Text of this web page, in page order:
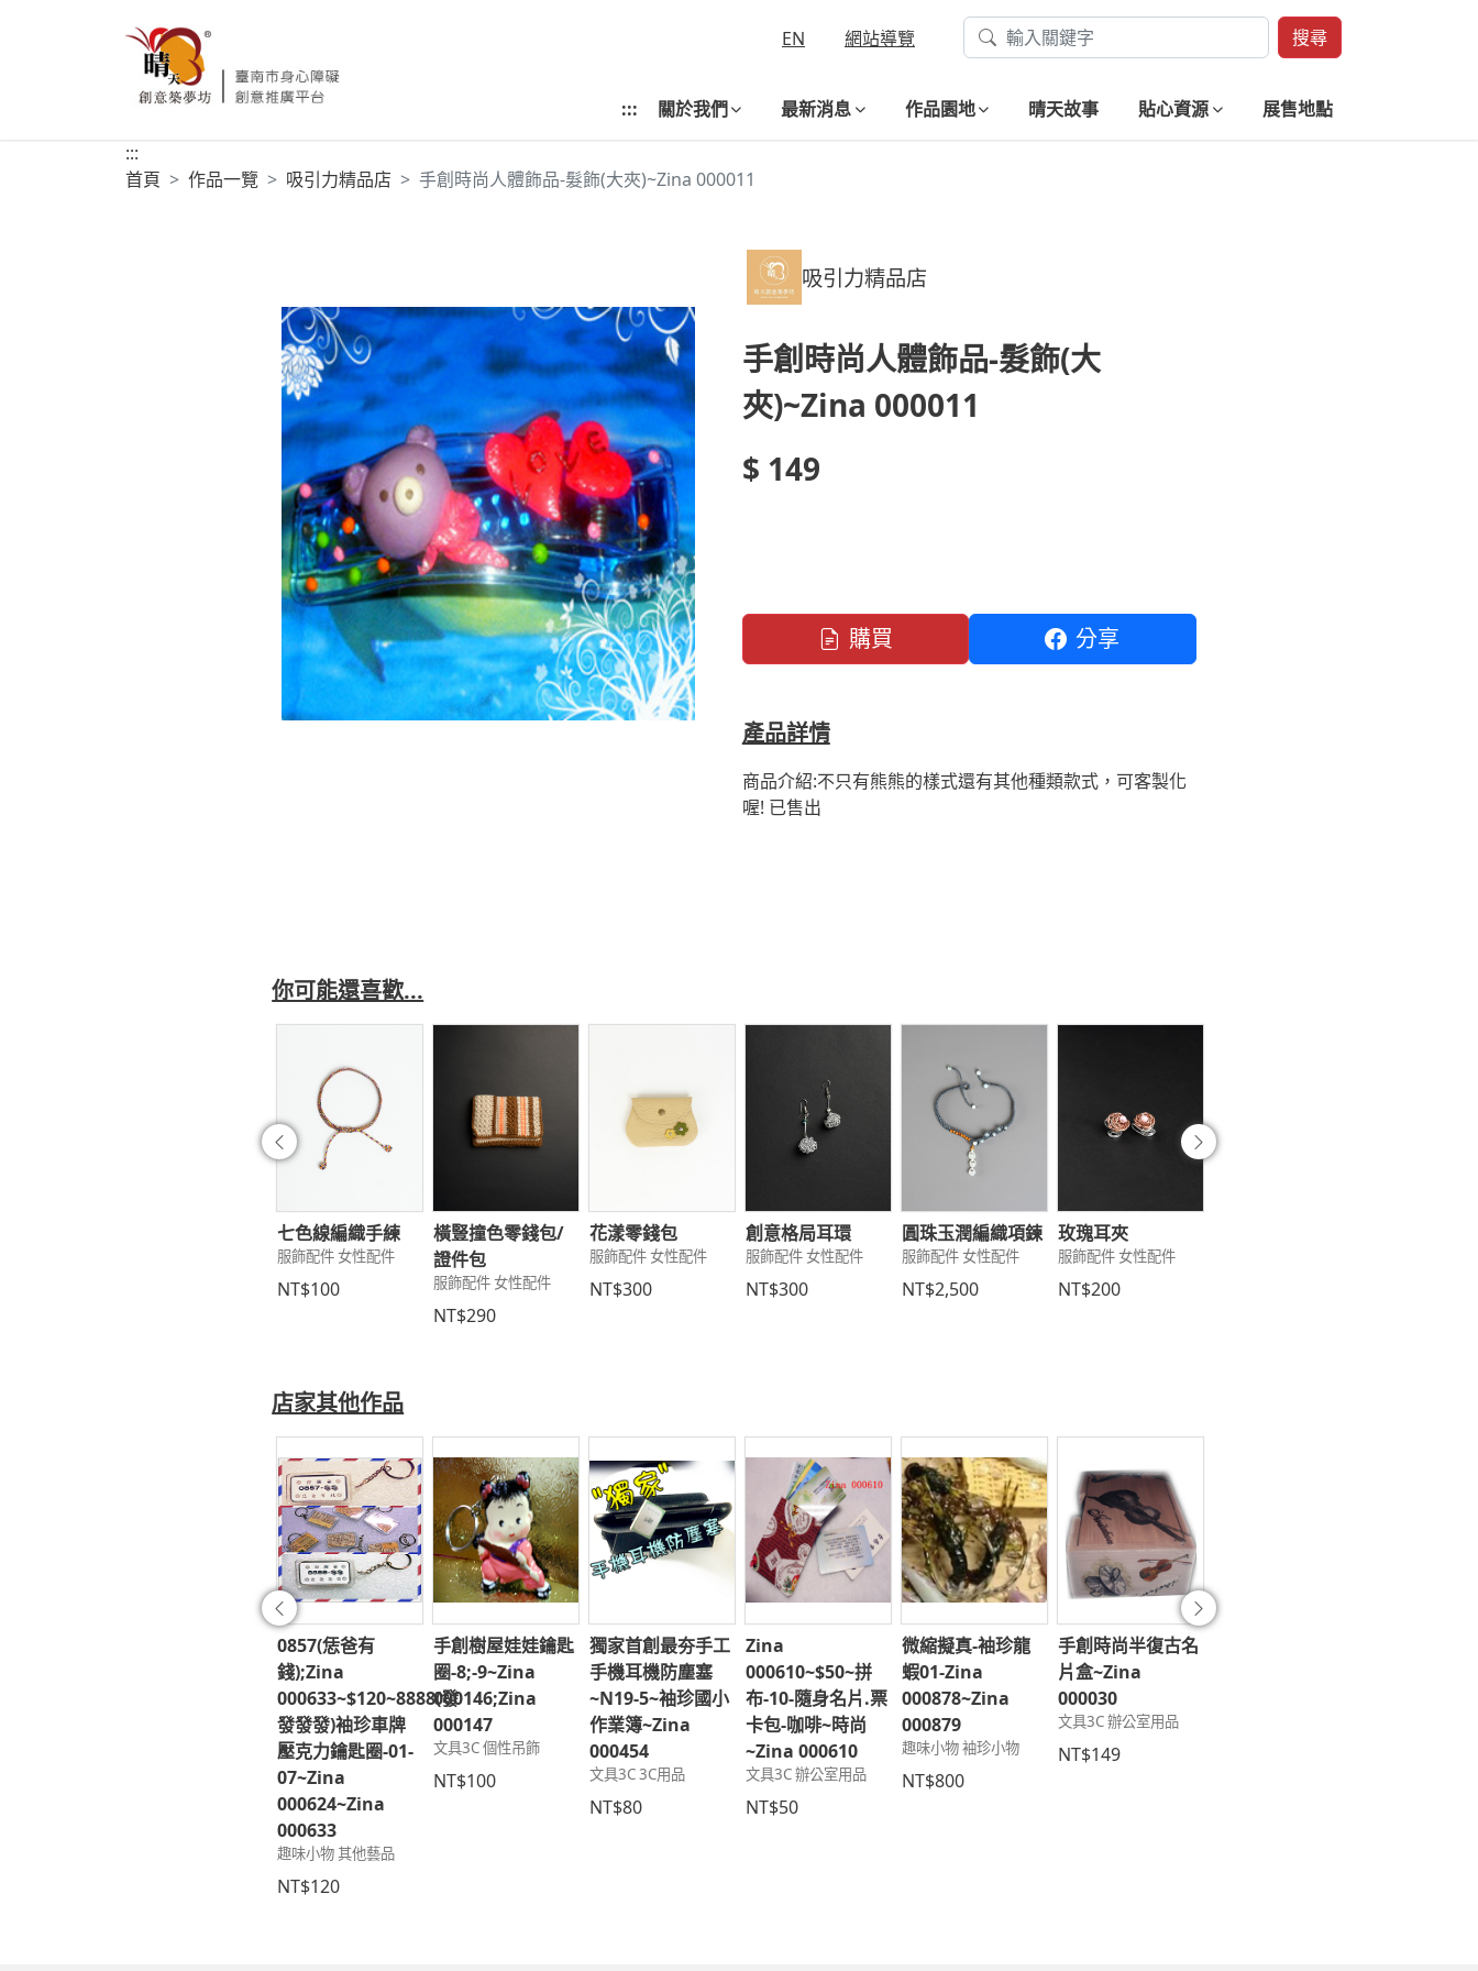
EN 網站導覽 搜尋
::: 關於我們 最新消息 作品園地 晴天故事 貼心資源
展售地點
:::
首頁
作品一覽 吸引力精品店 手創時尚人體飾品-髮飾(大夾)~Zina 000011
吸引力精品店
手創時尚人體飾品-髮飾(大
夾)~Zina 000011
$ 149
購買 分享
產品詳情
商品介紹:不只有熊熊的樣式還有其他種類款式，可客製化
喔! 已售出
你可能還喜歡...
往前
七色線編織手練
服飾配件 女性配件
NT$100
橫豎撞色零錢包/
證件包
服飾配件 女性配件
NT$290
花漾零錢包
服飾配件 女性配件
NT$300
創意格局耳環
服飾配件 女性配件
NT$300
圓珠玉潤編織項鍊
服飾配件 女性配件
NT$2,500
玫瑰耳夾
服飾配件 女性配件
NT$200
店家其他作品
往前
0857(恁爸有
錢);Zina
000633~$120~8888(發
發發發)袖珍車牌
壓克力鑰匙圈-01-
07~Zina
000624~Zina
000633
趣味小物 其他藝品
NT$120
手創樹屋娃娃鑰匙
圈-8;-9~Zina
000146;Zina
000147
文具3C 個性吊飾
NT$100
獨家首創最夯手工
手機耳機防塵塞
~N19-5~袖珍國小
作業簿~Zina
000454
文具3C 3C用品
NT$80
Zina
000610~$50~拼
布-10-隨身名片.票
卡包-咖啡~時尚
~Zina 000610
文具3C 辦公室用品
NT$50
微縮擬真-袖珍龍
蝦01-Zina
000878~Zina
000879
趣味小物 袖珍小物
NT$800
手創時尚半復古名
片盒~Zina
000030
文具3C 辦公室用品
NT$149
往後